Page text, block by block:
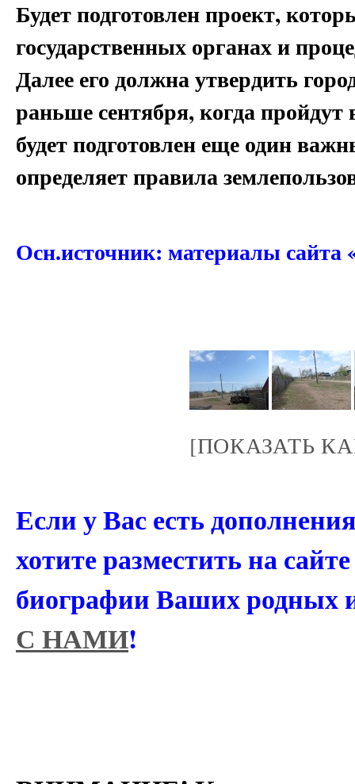
Будет подготовлен проект,
государственных органах и
Далее его должна утвердить
раньше сентября, когда
будет подготовлен еще один
определяет правила
Осн.источник: материалы сайта
[ПОКАЗАТЬ
Если у Вас есть
хотите разместить на
биографии Ваших родных
С НАМИ!